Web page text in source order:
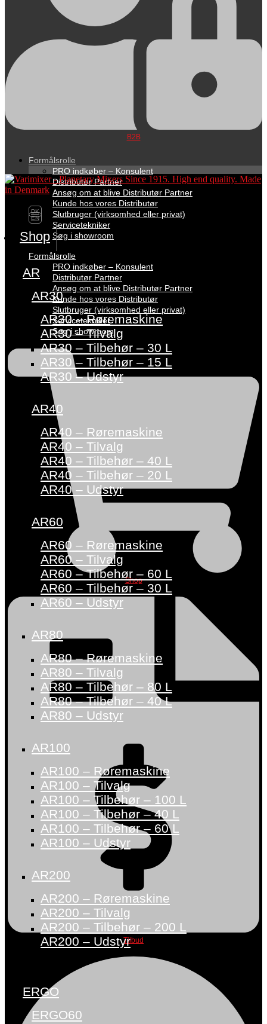
B2B
Formålsrolle
PRO indkøber – Konsulent
Distributør Partner
Ansøg om at blive Distributør Partner
Kunde hos vores Distributør
Slutbruger (virksomhed eller privat)
Servicetekniker
Søg i showroom
Formålsrolle
PRO indkøber – Konsulent
Distributør Partner
Ansøg om at blive Distributør Partner
Kunde hos vores Distributør
Slutbruger (virksomhed eller privat)
Servicetekniker
Søg i showroom
Shop
Tilbud
DK
EN
Shop
AR
AR30
AR30 – Røremaskine
AR30 – Tilvalg
AR30 – Tilbehør – 30 L
AR30 – Tilbehør – 15 L
AR30 – Udstyr
AR40
AR40 – Røremaskine
AR40 – Tilvalg
AR40 – Tilbehør – 40 L
AR40 – Tilbehør – 20 L
AR40 – Udstyr
AR60
AR60 – Røremaskine
AR60 – Tilvalg
AR60 – Tilbehør – 60 L
AR60 – Tilbehør – 30 L
AR60 – Udstyr
AR80
AR80 – Røremaskine
AR80 – Tilvalg
AR80 – Tilbehør – 80 L
AR80 – Tilbehør – 40 L
AR80 – Udstyr
AR100
AR100 – Røremaskine
AR100 – Tilvalg
AR100 – Tilbehør – 100 L
AR100 – Tilbehør – 40 L
AR100 – Tilbehør – 60 L
AR100 – Udstyr
AR200
AR200 – Røremaskine
AR200 – Tilvalg
AR200 – Tilbehør – 200 L
AR200 – Udstyr
ERGO
ERGO60